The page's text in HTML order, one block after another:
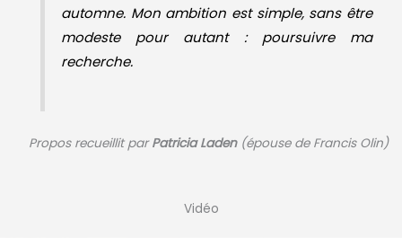
automne. Mon ambition est simple, sans être
modeste pour autant : poursuivre ma
recherche.
Propos recueillit parPatricia Laden (épouse de Francis Olin)
Vidéo